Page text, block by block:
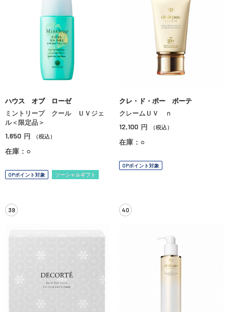
ハウス オブ ローゼ
ミントリープ クール ＵＶジェ
ル＜限定品＞
1,650 円 （税込）
在庫：○
OPポイント対象 ソーシャルギフト
クレ・ド・ポー ボーテ
クレームＵＶ ｎ
12,100 円 （税込）
在庫：○
OPポイント対象
39 40